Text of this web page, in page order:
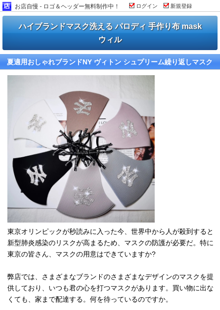
お店自慢 - ロゴ＆ヘッダー無料制作中！ ログイン 新規登録
ハイブランドマスク洗える パロディ 手作り布 mask
ウィル
夏適用おしゃれブランドNY ヴィトン シュプリーム繰り返しマスク
東京オリンピックが秒読みに入った今、世界中から人が殺到すると
新型肺炎感染のリスクが高まるため、マスクの防護が必要だ。特に
東京の皆さん、マスクの用意はできていますか?
弊店では、さまざまなブランドのさまざまなデザインのマスクを提
供しており、いつも君の心を打つマスクがあります。買い物に出な
くても、家まで配達する。何を待っているのですか。